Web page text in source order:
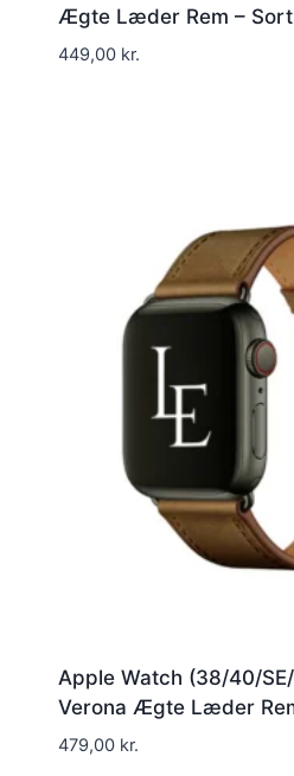
Ægte Læder Rem – Sort
449,00 kr.
Apple Watch (38/40/SE/
Verona Ægte Læder
479,00 kr.